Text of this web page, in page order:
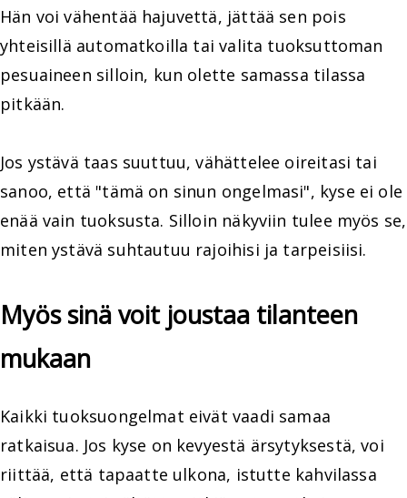
Hän voi vähentää hajuvettä, jättää sen pois
yhteisillä automatkoilla tai valita tuoksuttoman
pesuaineen silloin, kun olette samassa tilassa
pitkään.
Jos ystävä taas suuttuu, vähättelee oireitasi tai
sanoo, että "tämä on sinun ongelmasi", kyse ei ole
enää vain tuoksusta. Silloin näkyviin tulee myös se,
miten ystävä suhtautuu rajoihisi ja tarpeisiisi.
Myös sinä voit joustaa tilanteen
mukaan
Kaikki tuoksuongelmat eivät vaadi samaa
ratkaisua. Jos kyse on kevyestä ärsytyksestä, voi
riittää, että tapaatte ulkona, istutte kahvilassa